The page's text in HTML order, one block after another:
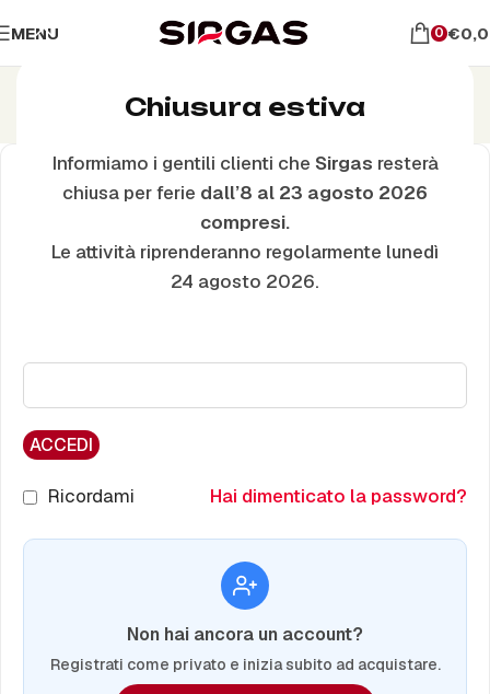
Chiusura estiva
Informiamo i gentili clienti che Sirgas resterà
chiusa per ferie dall’8 al 23 agosto 2026
compresi.
Le attività riprenderanno regolarmente lunedì
24 agosto 2026.
MENU 0 €
Il mio account
Accedi
Nome utente o indirizzo email
ACCEDI
Hai dimenticato la password?
Ricordami
Non hai ancora un account?
Registrati come privato e inizia subito ad acquistare.